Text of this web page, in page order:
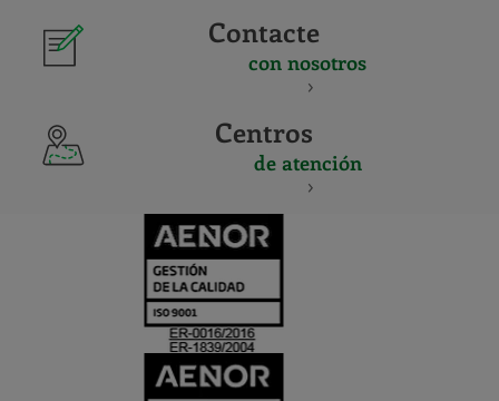
Contacte
con nosotros
Centros
de atención